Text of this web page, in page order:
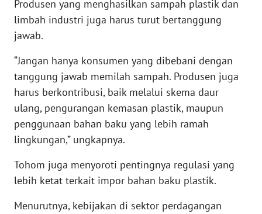
Produsen yang menghasilkan sampah plastik dan
limbah industri juga harus turut bertanggung
jawab.
“Jangan hanya konsumen yang dibebani dengan
tanggung jawab memilah sampah. Produsen juga
harus berkontribusi, baik melalui skema daur
ulang, pengurangan kemasan plastik, maupun
penggunaan bahan baku yang lebih ramah
lingkungan,” ungkapnya.
Tohom juga menyoroti pentingnya regulasi yang
lebih ketat terkait impor bahan baku plastik.
Menurutnya, kebijakan di sektor perdagangan
WN
KALTENG
WN
KALTARA
WN
KALSEL
KALTIM
WN